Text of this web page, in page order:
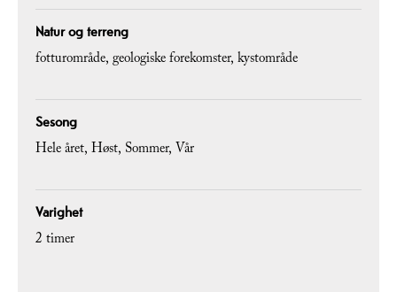
Natur og terreng
fotturområde geologiske forekomster kystområde
Sesong
Hele året Høst Sommer Vår
Varighet
2 timer